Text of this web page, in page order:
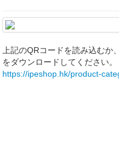
上記のQRコードを読み込むか
をダウンロードしてください。
https://ipeshop.hk/product-